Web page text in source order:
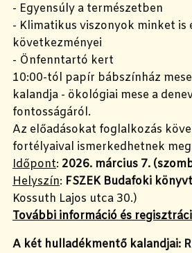
- Egyensúly a természetben
- Klimatikus viszonyok minket is
következményei
- Önfenntartó kert
10:00-tól papír bábszínház
kalandja - ökológiai mese a
fontosságáról.
Az előadásokat foglalkozás
fortélyaival ismerkedhetnek
Időpont: 2026. március 7.
Helyszín: FSZEK Budafoki
Kossuth Lajos utca 30.)
További információ és
A két hulladékmentő kalandjai: